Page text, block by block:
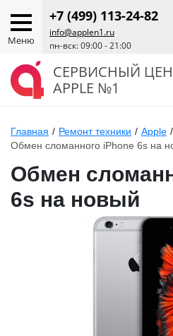
Меню
+7 (499) 113-24-82
info@applen1.ru
пн-вск: 09:00 - 21:00
СЕРВИСНЫЙ
APPLE №1
Главная / Ремонт техники / Apple /
Обмен сломанного iPhone 6s на
Обмен
6s на новый